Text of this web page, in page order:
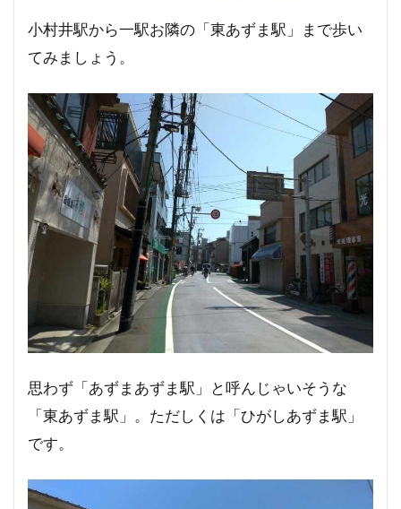
小村井駅から一駅お隣の「東あずま駅」まで歩い
てみましょう。
思わず「あずまあずま駅」と呼んじゃいそうな
「東あずま駅」。ただしくは「ひがしあずま駅」
です。